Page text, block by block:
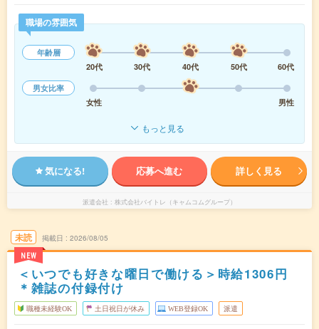
職場の雰囲気
年齢層
20代
30代 40代 50代
60代
男女比率
女性
男性
もっと見る
気になる! 応募へ進む 詳しく見る
派遣会社 株式会社バイトレ（キャムコムグループ）
未読
NEW
掲載日 2026/08/05
＜いつでも好きな曜日で働ける＞時給1306円
＊雑誌の付録付け
職種未経験OK 土日祝日が休み WEB登録OK 派遣